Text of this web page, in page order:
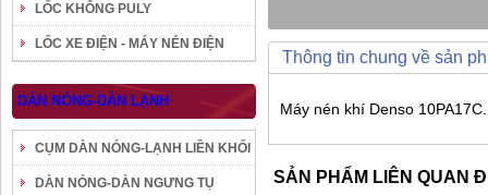
LỐC KHÔNG PULY
LỐC XE ĐIỆN - MÁY NÉN ĐIỆN
DÀN NÓNG-DÀN LẠNH
CỤM DÀN NÓNG-LẠNH LIỀN KHỐI
DÀN NÓNG-DÀN NGƯNG TỤ
Thông tin chung về sản
Máy nén khí Denso
SẢN PHẨM LIÊN QUAN